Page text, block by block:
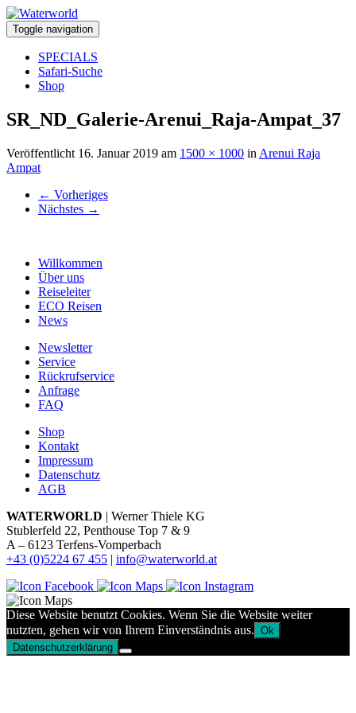
Toggle navigation
SPECIALS
Safari-Suche
Shop
SR_ND_Galerie-Arenui_Raja-Ampat_37
Veröffentlicht 16. Januar 2019 am 1500 × 1000 in Arenui Raja
Ampat
← Vorheriges
Nächstes →
Willkommen
Über uns
Reiseleiter
ECO Reisen
News
Newsletter
Service
Rückrufservice
Anfrage
FAQ
Shop
Kontakt
Impressum
Datenschutz
AGB
WATERWORLD | Werner Thiele KG
Stublerfeld 22, Penthouse Top 7 & 9
A – 6123 Terfens-Vomperbach
+43 (0)5224 67 455 | info@waterworld.at
Diese Website benutzt Cookies. Wenn Sie die Website weiter
nutzten, gehen wir von Ihrem Einverständnis aus. Ok
Datenschutzerklärung